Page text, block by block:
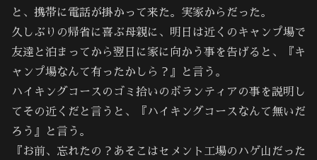
と、携帯に電話が掛かって来た。実家からだった。
久しぶりの帰省に喜ぶ母親に、明日は近くのキャンプ場で
友達と泊まってから翌日に家に向かう事を告げると、『キ
ャンプ場なんて有ったかしら？』と言う。
ハイキングコースのゴミ拾いのボランティアの事を説明し
てその近くだと言うと、『ハイキングコースなんて無いだ
ろう』と言う。
『お前、忘れたの？あそこはセメント工場のハゲ山だった